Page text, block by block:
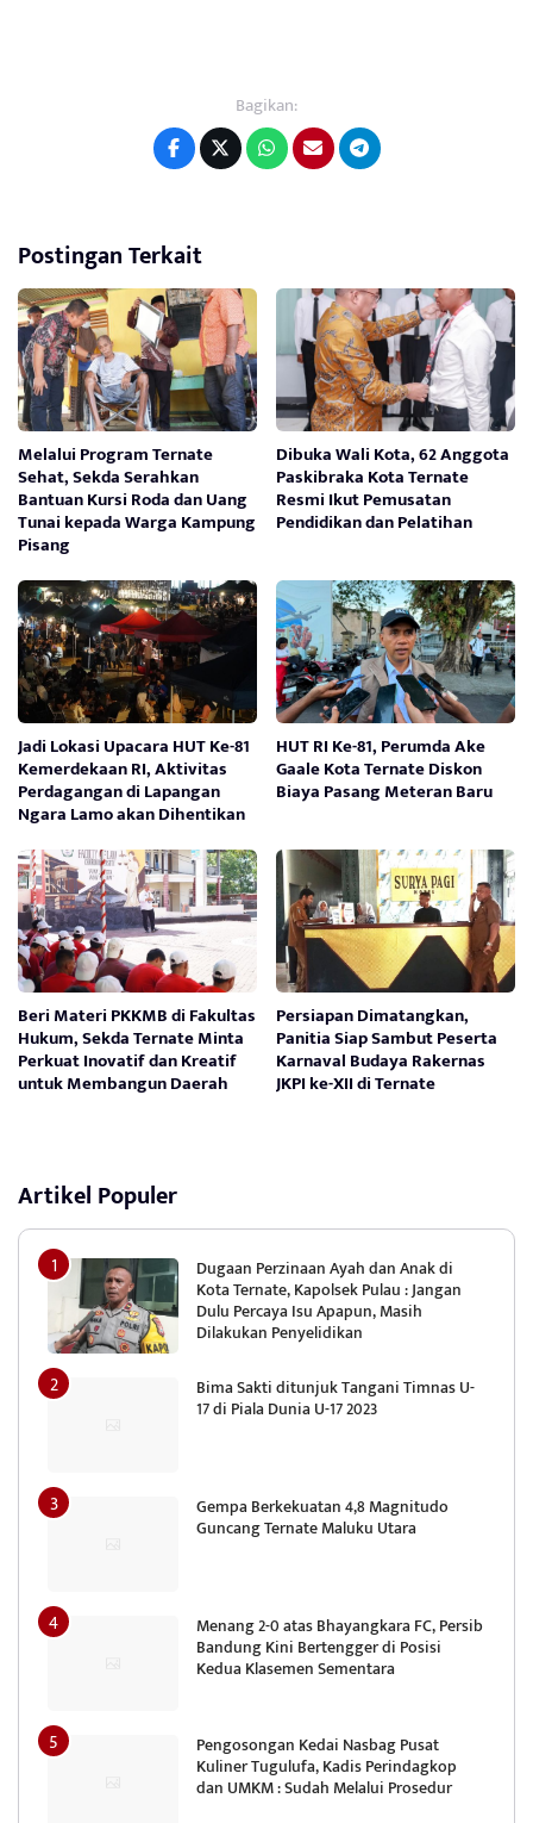
Bagikan:
Postingan Terkait
Melalui Program Ternate
Sehat, Sekda Serahkan
Bantuan Kursi Roda dan Uang
Tunai kepada Warga Kampung
Pisang
Dibuka Wali Kota, 62 Anggota
Paskibraka Kota Ternate
Resmi Ikut Pemusatan
Pendidikan dan Pelatihan
Jadi Lokasi Upacara HUT Ke-81
Kemerdekaan RI, Aktivitas
Perdagangan di Lapangan
Ngara Lamo akan Dihentikan
HUT RI Ke-81, Perumda Ake
Gaale Kota Ternate Diskon
Biaya Pasang Meteran Baru
Beri Materi PKKMB di Fakultas
Hukum, Sekda Ternate Minta
Perkuat Inovatif dan Kreatif
untuk Membangun Daerah
Persiapan Dimatangkan,
Panitia Siap Sambut Peserta
Karnaval Budaya Rakernas
JKPI ke-XII di Ternate
Artikel Populer
Dugaan Perzinaan Ayah dan Anak di
Kota Ternate, Kapolsek Pulau : Jangan
Dulu Percaya Isu Apapun, Masih
Dilakukan Penyelidikan
Bima Sakti ditunjuk Tangani Timnas U-
17 di Piala Dunia U-17 2023
Gempa Berkekuatan 4,8 Magnitudo
Guncang Ternate Maluku Utara
Menang 2-0 atas Bhayangkara FC, Persib
Bandung Kini Bertengger di Posisi
Kedua Klasemen Sementara
Pengosongan Kedai Nasbag Pusat
Kuliner Tugulufa, Kadis Perindagkop
dan UMKM : Sudah Melalui Prosedur